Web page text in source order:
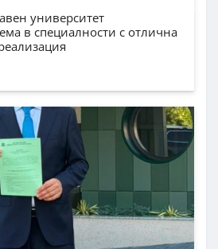
университет
в специалности с отлична